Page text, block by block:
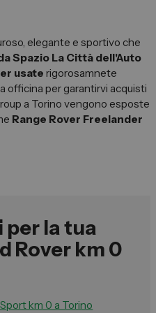
elegante e sportivo che
Spazio La Città dell'Auto
usate rigorosamnete
officina per garantirvi acquisti
a Torino vengono esposte
Range Rover Freelander
la tua
Rover km 0
km 0 a Torino